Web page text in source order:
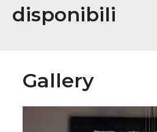
disponibili
Gallery